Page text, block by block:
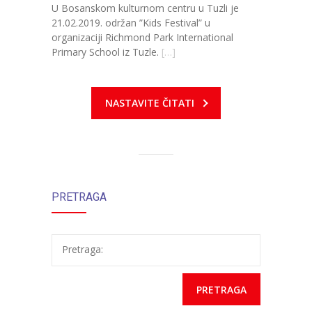
---- Sunčica
---- Zeko
---- Zvončica
-- Dokumenti
-- Javne nabavke
U Bosanskom kulturnom centru u Tuzli je
21.02.2019. održan ”Kids Festival” u
organizaciji Richmond Park International
Primary School iz Tuzle. […]
NASTAVITE ČITATI
PRETRAGA
Pretraga: